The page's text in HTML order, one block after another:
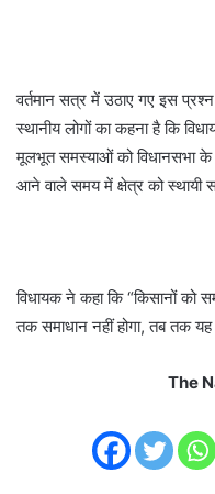
वर्तमान सत्र में उठाए गए इस
स्थानीय लोगों का कहना है कि
मूलभूत समस्याओं को विधानसभा
आने वाले समय में क्षेत्र को स्थायी
विधायक ने कहा कि “किसानों को
तक समाधान नहीं होगा, तब तक यह
The